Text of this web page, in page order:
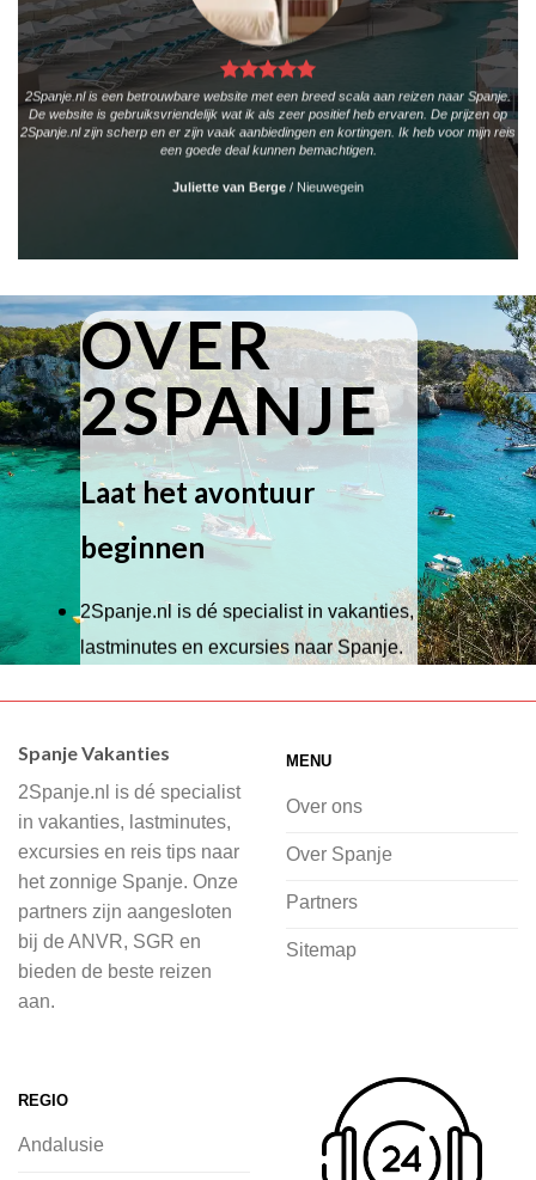
2Spanje.nl is een betrouwbare website met een breed scala aan reizen naar Spanje.
De website is gebruiksvriendelijk wat ik als zeer positief heb ervaren. De prijzen op
2Spanje.nl zijn scherp en er zijn vaak aanbiedingen en kortingen. Ik heb voor mijn reis
een goede deal kunnen bemachtigen.
Juliette van Berge / Nieuwegein
OVER
2SPANJE
Laat het avontuur
beginnen
2Spanje.nl is dé specialist in vakanties,
lastminutes en excursies naar Spanje.
Wij hebben een breed scala aan
of je nu wilt relaxen op het strand,
cultuur wilt ontdekken of avontuur zoekt
in de natuur.
Bij 2Spanje.nl begint de voorpret al
voordat je het vliegtuig instapt, door
inspiratie op te doen over dit zonnige
vliegvakantie zoeken en boeken bij
2Spanje.nl, met een team dat altijd
klaarstaat om eventuele vragen te
Spanje Vakanties
2Spanje.nl is dé specialist
in vakanties, lastminutes,
excursies en reis tips naar
het zonnige Spanje. Onze
partners zijn aangesloten
bij de ANVR, SGR en
bieden de beste reizen
aan.
MENU
Over ons
Over Spanje
Partners
Sitemap
REGIO
Andalusie